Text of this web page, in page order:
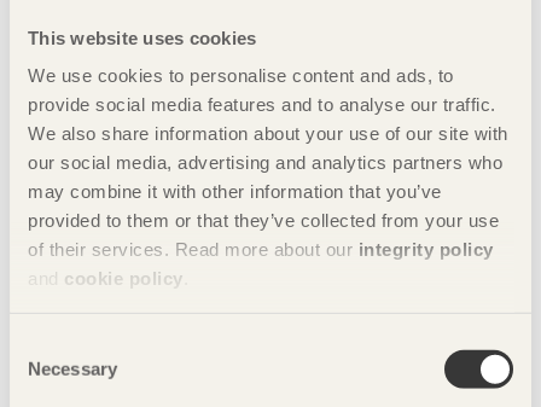
This website uses cookies
We use cookies to personalise content and ads, to
provide social media features and to analyse our traffic.
We also share information about your use of our site with
our social media, advertising and analytics partners who
may combine it with other information that you’ve
provided to them or that they’ve collected from your use
of their services. Read more about our integrity policy
and cookie policy
Selection
Necessary